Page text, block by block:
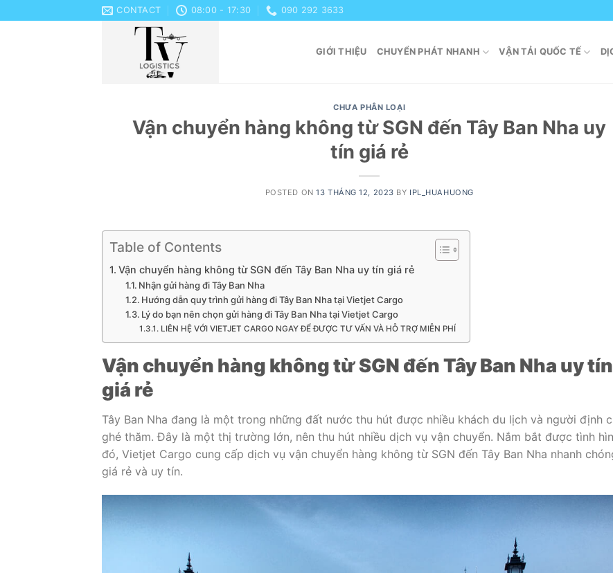
to
CONTACT 08:00 - 17:30 090 292 3633
GIỚI THIỆU CHUYỂN PHÁT NHANH VẬN TẢI QUỐC TẾ
CHƯA PHÂN LOẠI
Vận chuyển hàng không từ SGN đến Tây Ban Nha uy
tín giá rẻ
POSTED ON13 THÁNG 12, 2023 BY IPL_HUAHUONG
Table of Contents
Vận chuyển hàng không từ SGN đến Tây Ban Nha uy tín giá rẻ
Nhận gửi hàng đi Tây Ban Nha
Hướng dẫn quy trình gửi hàng đi Tây Ban Nha tại Vietjet Cargo
Lý do bạn nên chọn gửi hàng đi Tây Ban Nha tại Vietjet Cargo
LIÊN HỆ VỚI VIETJET CARGO NGAY ĐỂ ĐƯỢC TƯ VẤN VÀ HỖ TRỢ MIỄN PHÍ
Vận chuyển hàng không từ SGN đến Tây Ban Nha uy tín
giá rẻ
Tây Ban Nha đang là một trong những đất nước thu hút được nhiều khách du lịch và người định
ghé thăm. Đây là một thị trường lớn, nên thu hút nhiều dịch vụ vận chuyển. Nắm bắt được tình
đó, Vietjet Cargo cung cấp dịch vụ vận chuyển hàng không từ SGN đến Tây Ban Nha nhanh
giá rẻ và uy tín.